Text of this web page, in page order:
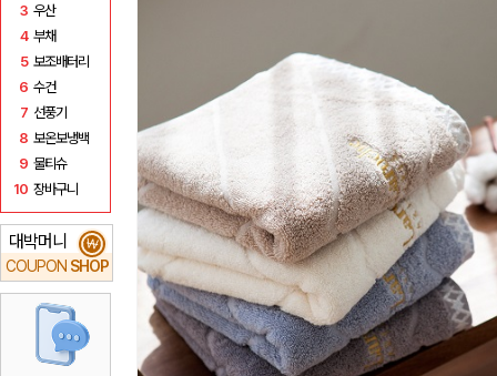
3 우산
4 부채
5 보조배터리
6 수건
7 선풍기
8 보온보냉백
9 물티슈
10 장바구니
대박머니
COUPON SHOP
₩